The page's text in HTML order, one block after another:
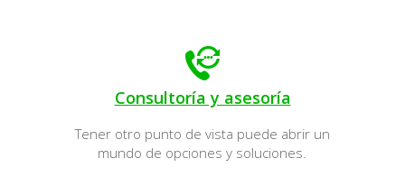
Consultoría y asesoría
Tener otro punto de vista puede abrir un
mundo de opciones y soluciones.